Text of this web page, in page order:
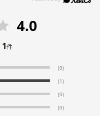
4.0
1件
(0)
(1)
(0)
(0)